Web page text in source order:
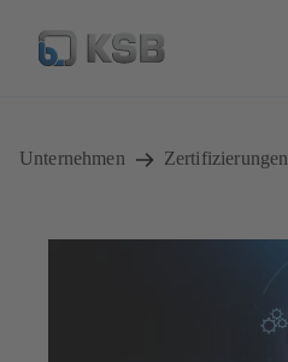
Unternehmen Zertifizierungen